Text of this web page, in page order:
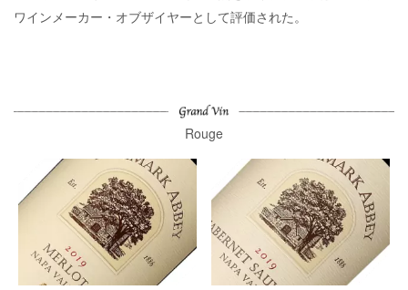
ワインメーカー・オブザイヤーとして評価された。
Rouge